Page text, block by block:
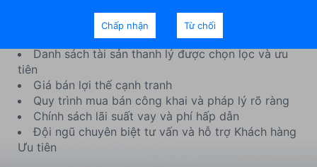
Thanh lý tài sản
Danh sách tài sản thanh lý được chọn lọc và ưu
tiên
Giá bán lợi thế cạnh tranh
Quy trình mua bán công khai và pháp lý rõ ràng
Chính sách lãi suất vay và phí hấp dẫn
Đội ngũ chuyên biệt tư vấn và hỗ trợ Khách hàng
Ưu tiên
Chấp nhận Từ chối